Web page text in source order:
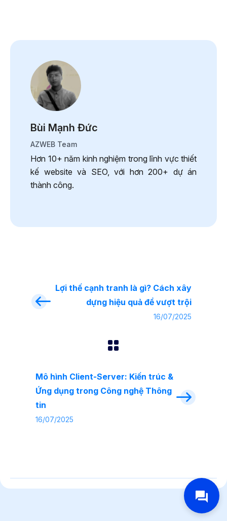
Bùi Mạnh Đức
AZWEB Team
Hơn 10+ năm kinh nghiệm trong lĩnh vực thiết
kế website và SEO, với hơn 200+ dự án
thành công.
Lợi thế cạnh tranh là gì? Cách xây
dựng hiệu quả để vượt trội
16/07/2025
Mô hình Client-Server: Kiến trúc &
Ứng dụng trong Công nghệ Thông
tin
16/07/2025